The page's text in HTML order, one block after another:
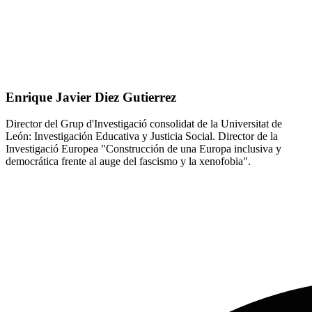
Enrique Javier Diez Gutierrez
Director del Grup d'Investigació consolidat de la Universitat de
León: Investigación Educativa y Justicia Social. Director de la
Investigació Europea "Construcción de una Europa inclusiva y
democrática frente al auge del fascismo y la xenofobia".